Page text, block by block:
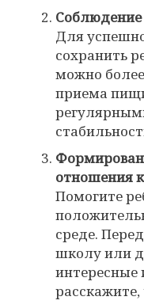
Для
сохранить
можно
приема
отношения
Помогите
среде.
школу или
интересные
расскажите,